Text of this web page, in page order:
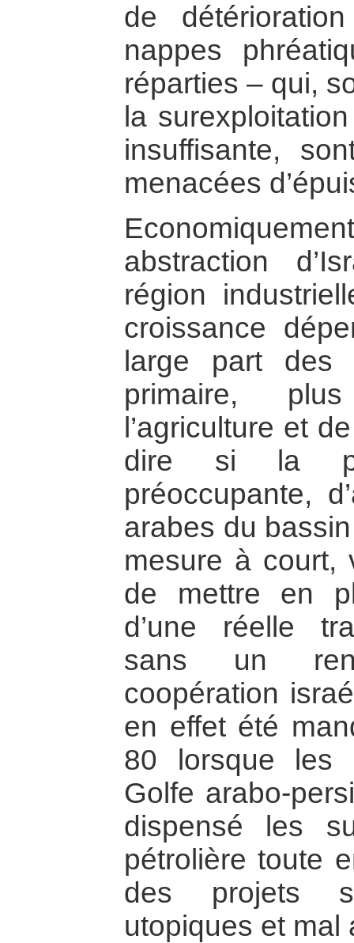
de
nappes
réparties – qui,
la
insuffisante,
menacées
abstraction
région
croissance
large part des
primaire,
l’agriculture et
dire si la
préoccupante,
arabes du
mesure à court,
de mettre en
d’une réelle
sans un
coopération
en effet été
80 lorsque les
Golfe arabo-
dispensé les
pétrolière toute
des projets
utopiques et